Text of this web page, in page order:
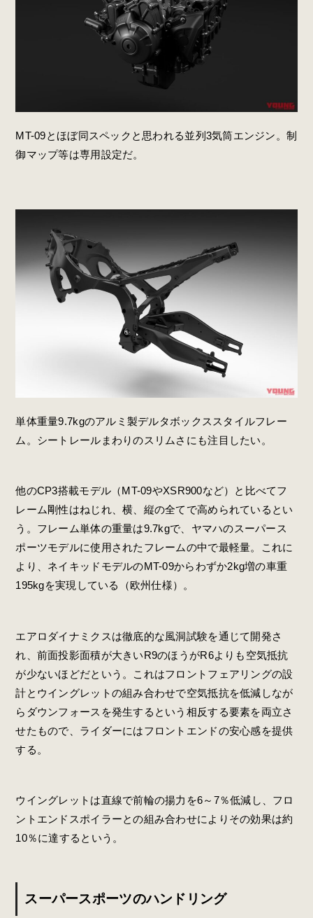
MT-09とほぼ同スペックと思われる並列3気筒エンジン。制
御マップ等は専用設定だ。
単体重量9.7kgのアルミ製デルタボックススタイルフレー
ム。シートレールまわりのスリムさにも注目したい。
他のCP3搭載モデル（MT-09やXSR900など）と比べてフ
レーム剛性はねじれ、横、縦の全てで高められているとい
う。フレーム単体の重量は9.7kgで、ヤマハのスーパース
ポーツモデルに使用されたフレームの中で最軽量。これに
より、ネイキッドモデルのMT-09からわずか2kg増の車重
195kgを実現している（欧州仕様）。
エアロダイナミクスは徹底的な風洞試験を通じて開発さ
れ、前面投影面積が大きいR9のほうがR6よりも空気抵抗
が少ないほどだという。これはフロントフェアリングの設
計とウイングレットの組み合わせで空気抵抗を低減しなが
らダウンフォースを発生するという相反する要素を両立さ
せたもので、ライダーにはフロントエンドの安心感を提供
する。
ウイングレットは直線で前輪の揚力を6～7％低減し、フロ
ントエンドスポイラーとの組み合わせによりその効果は約
10％に達するという。
スーパースポーツのハンドリング